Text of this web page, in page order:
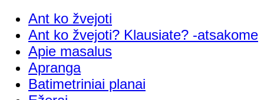
Ant ko žvejoti
Ant ko žvejoti? Klausiate? -atsakome
Apie masalus
Apranga
Batimetriniai planai